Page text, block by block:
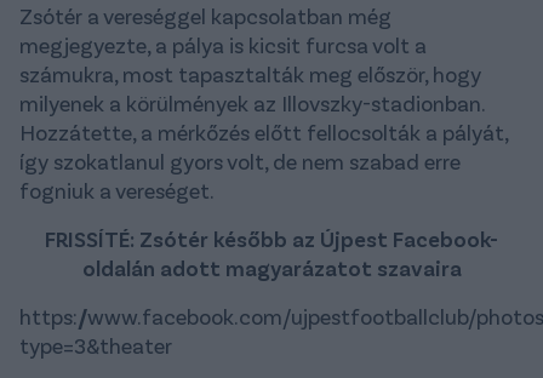
Zsótér a vereséggel kapcsolatban még
megjegyezte, a pálya is kicsit furcsa volt a
számukra, most tapasztalták meg először, hogy
milyenek a körülmények az Illovszky-stadionban.
Hozzátette, a mérkőzés előtt fellocsolták a pályát,
így szokatlanul gyors volt, de nem szabad erre
fogniuk a vereséget.
FRISSÍTÉ: Zsótér később az Újpest Facebook-
oldalán adott magyarázatot szavaira
https://www.facebook.com/ujpestfootballclub/
type=3&theater